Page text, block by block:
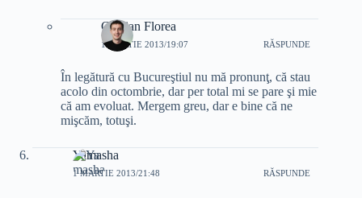
Cristian Florea
1 MARTIE 2013/19:07 RĂSPUNDE
În legătură cu Bucureştiul nu mă pronunţ, că stau
acolo din octombrie, dar per total mi se pare şi mie
că am evoluat. Mergem greu, dar e bine că ne
mişcăm, totuşi.
Yamasha
1 MARTIE 2013/21:48 RĂSPUNDE